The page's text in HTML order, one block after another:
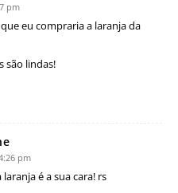
pm
eu compraria a laranja da
são lindas!
pm
é a sua cara! rs